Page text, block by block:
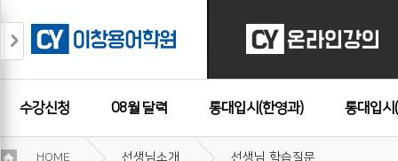
수강신청 08월 달력 통대입시(한영과) 통대입시
HOME 선생님소개 선생님 학습질문